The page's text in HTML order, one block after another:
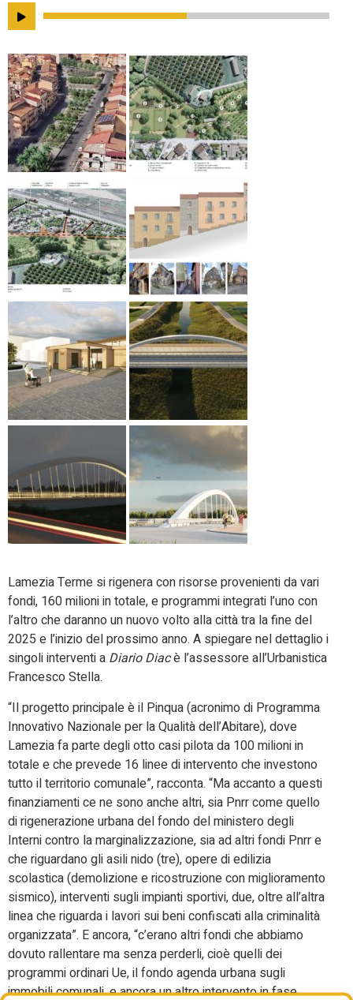
Lamezia Terme si rigenera con risorse provenienti da vari
fondi, 160 milioni in totale, e programmi integrati l’uno con
l’altro che daranno un nuovo volto alla città tra la fine del
2025 e l’inizio del prossimo anno. A spiegare nel dettaglio i
singoli interventi a Diario Diacè l’assessore all’Urbanistica
Francesco Stella.
“Il progetto principale è il Pinqua (acronimo di Programma
Innovativo Nazionale per la Qualità dell’Abitare), dove
Lamezia fa parte degli otto casi pilota da 100 milioni in
totale e che prevede 16 linee di intervento che investono
tutto il territorio comunale”, racconta. “Ma accanto a questi
finanziamenti ce ne sono anche altri, sia Pnrr come quello
di rigenerazione urbana del fondo del ministero degli
Interni contro la marginalizzazione, sia ad altri fondi Pnrr e
che riguardano gli asili nido (tre), opere di edilizia
scolastica (demolizione e ricostruzione con miglioramento
sismico), interventi sugli impianti sportivi, due, oltre all’altra
linea che riguarda i lavori sui beni confiscati alla criminalità
organizzata”. E ancora, “c’erano altri fondi che abbiamo
dovuto rallentare ma senza perderli, cioè quelli dei
programmi ordinari Ue, il fondo agenda urbana sugli
immobili comunali, e ancora un altro intervento in fase